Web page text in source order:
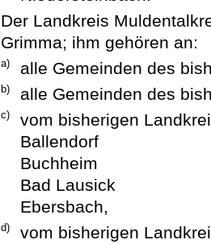
Der Landkreis
Grimma; ihm gehören an:
a) alle Gemeinden des
b) alle Gemeinden des
c)
vom bisherigen
Ballendorf
Buchheim
Bad Lausick
Ebersbach,
d)
vom bisherigen